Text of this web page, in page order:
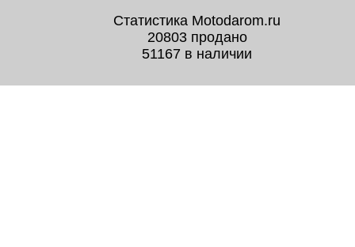
Статистика Motodarom.ru
20803 продано
51167 в наличии